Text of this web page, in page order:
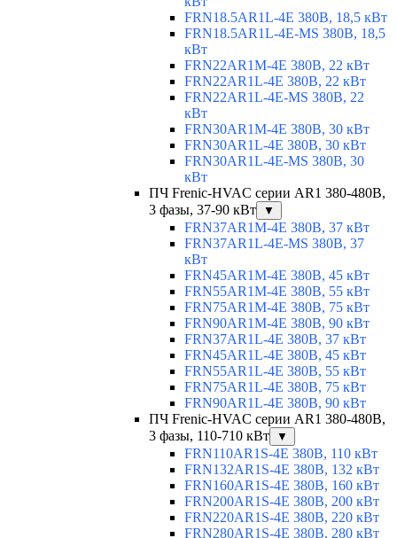
FRN18.5AR1L-4E 380В, 18,5 кВт
FRN18.5AR1L-4E-MS 380В, 18,5
кВт
FRN22AR1M-4E 380В, 22 кВт
FRN22AR1L-4E 380В, 22 кВт
FRN22AR1L-4E-MS 380В, 22
кВт
FRN30AR1M-4E 380В, 30 кВт
FRN30AR1L-4E 380В, 30 кВт
FRN30AR1L-4E-MS 380В, 30
кВт
ПЧ Frenic-HVAC серии AR1 380-480В,
3 фазы, 37-90 кВт
▼
FRN37AR1M-4E 380В, 37 кВт
FRN37AR1L-4E-MS 380В, 37
кВт
FRN45AR1M-4E 380В, 45 кВт
FRN55AR1M-4E 380В, 55 кВт
FRN75AR1M-4E 380В, 75 кВт
FRN90AR1M-4E 380В, 90 кВт
FRN37AR1L-4E 380В, 37 кВт
FRN45AR1L-4E 380В, 45 кВт
FRN55AR1L-4E 380В, 55 кВт
FRN75AR1L-4E 380В, 75 кВт
FRN90AR1L-4E 380В, 90 кВт
ПЧ Frenic-HVAC серии AR1 380-480В,
3 фазы, 110-710 кВт
▼
FRN110AR1S-4E 380В, 110 кВт
FRN132AR1S-4E 380В, 132 кВт
FRN160AR1S-4E 380В, 160 кВт
FRN200AR1S-4E 380В, 200 кВт
FRN220AR1S-4E 380В, 220 кВт
FRN280AR1S-4E 380В, 280 кВт